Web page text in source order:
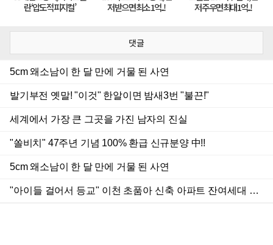
댓글